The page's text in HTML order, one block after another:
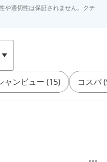
や適切性は保証されません。クチ
ャンビュー (15) コスパ(